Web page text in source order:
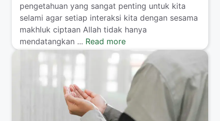
pengetahuan yang sangat penting untuk kita
selami agar setiap interaksi kita dengan sesama
makhluk ciptaan Allah tidak hanya
mendatangkan ... Read more